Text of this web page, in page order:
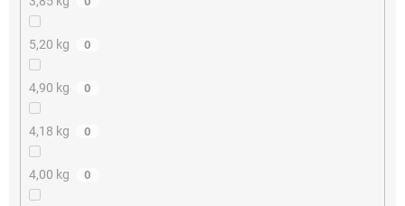
5,20 kg 0
4,90 kg 0
4,18 kg 0
4,00 kg 0